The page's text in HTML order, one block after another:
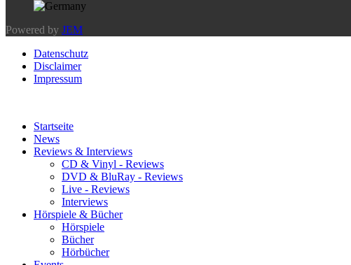
Powered by JEM
Datenschutz
Disclaimer
Impressum
Startseite
News
Reviews & Interviews
CD & Vinyl - Reviews
DVD & BluRay - Reviews
Live - Reviews
Interviews
Hörspiele & Bücher
Hörspiele
Bücher
Hörbücher